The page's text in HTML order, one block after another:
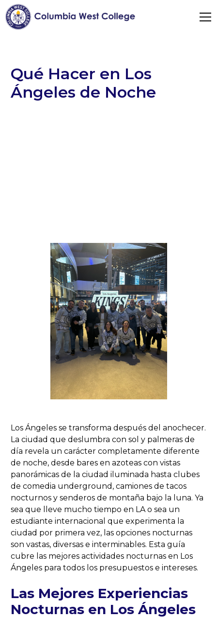
Qué Hacer en Los
Ángeles de Noche
Los Ángeles se transforma después del anochecer.
La ciudad que deslumbra con sol y palmeras de
día revela un carácter completamente diferente
de noche, desde bares en azoteas con vistas
panorámicas de la ciudad iluminada hasta clubes
de comedia underground, camiones de tacos
nocturnos y senderos de montaña bajo la luna. Ya
sea que lleve mucho tiempo en LA o sea un
estudiante internacional que experimenta la
ciudad por primera vez, las opciones nocturnas
son vastas, diversas e interminables. Esta guía
cubre las mejores actividades nocturnas en Los
Ángeles para todos los presupuestos e intereses.
Las Mejores Experiencias
Nocturnas en Los Ángeles